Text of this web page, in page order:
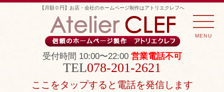
【月額０円】お店・会社のホームページ制作はアトリエクレフへ
受付時間 10:00〜22:00 営業電話不可
078-201-2621
ここをタップすると電話を発信します
MENU